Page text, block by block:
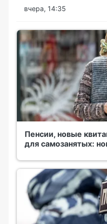
вчера, 14:35
Пенсии, новые
для самозанятых: